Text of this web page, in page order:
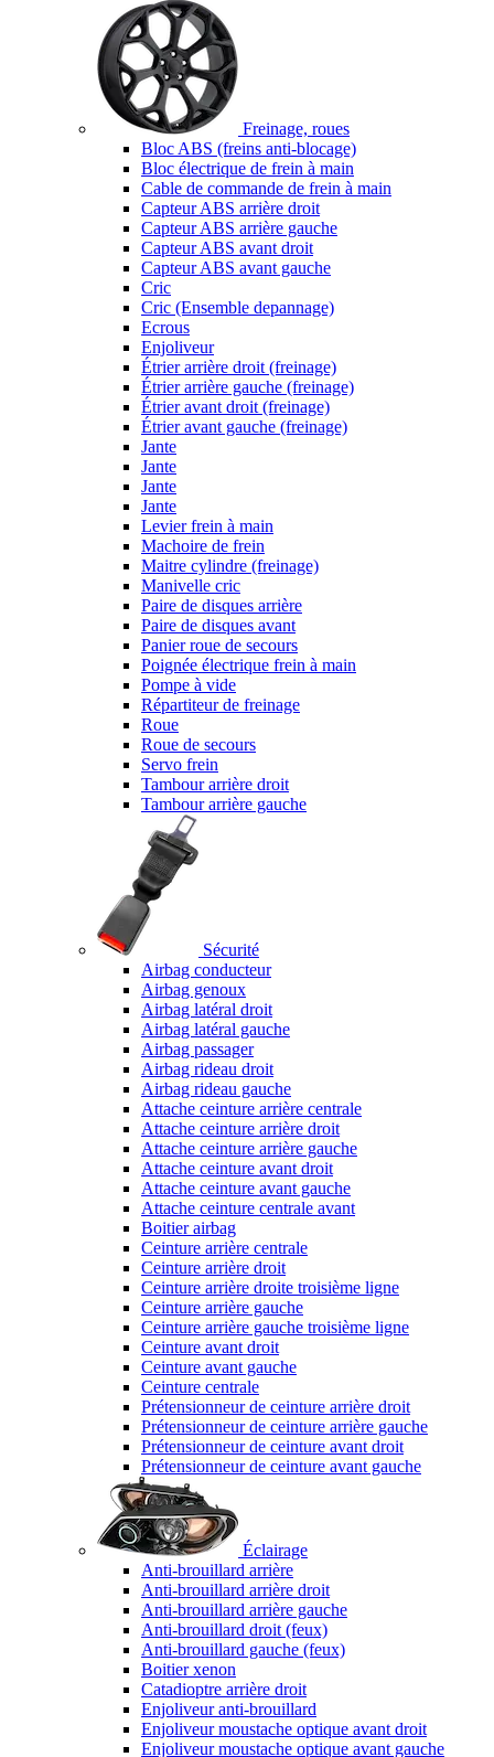
Freinage, roues
Bloc ABS (freins anti-blocage)
Bloc électrique de frein à main
Cable de commande de frein à main
Capteur ABS arrière droit
Capteur ABS arrière gauche
Capteur ABS avant droit
Capteur ABS avant gauche
Cric
Cric (Ensemble depannage)
Ecrous
Enjoliveur
Étrier arrière droit (freinage)
Étrier arrière gauche (freinage)
Étrier avant droit (freinage)
Étrier avant gauche (freinage)
Jante
Jante
Jante
Jante
Levier frein à main
Machoire de frein
Maitre cylindre (freinage)
Manivelle cric
Paire de disques arrière
Paire de disques avant
Panier roue de secours
Poignée électrique frein à main
Pompe à vide
Répartiteur de freinage
Roue
Roue de secours
Servo frein
Tambour arrière droit
Tambour arrière gauche
Sécurité
Airbag conducteur
Airbag genoux
Airbag latéral droit
Airbag latéral gauche
Airbag passager
Airbag rideau droit
Airbag rideau gauche
Attache ceinture arrière centrale
Attache ceinture arrière droit
Attache ceinture arrière gauche
Attache ceinture avant droit
Attache ceinture avant gauche
Attache ceinture centrale avant
Boitier airbag
Ceinture arrière centrale
Ceinture arrière droit
Ceinture arrière droite troisième ligne
Ceinture arrière gauche
Ceinture arrière gauche troisième ligne
Ceinture avant droit
Ceinture avant gauche
Ceinture centrale
Prétensionneur de ceinture arrière droit
Prétensionneur de ceinture arrière gauche
Prétensionneur de ceinture avant droit
Prétensionneur de ceinture avant gauche
Éclairage
Anti-brouillard arrière
Anti-brouillard arrière droit
Anti-brouillard arrière gauche
Anti-brouillard droit (feux)
Anti-brouillard gauche (feux)
Boitier xenon
Catadioptre arrière droit
Enjoliveur anti-brouillard
Enjoliveur moustache optique avant droit
Enjoliveur moustache optique avant gauche